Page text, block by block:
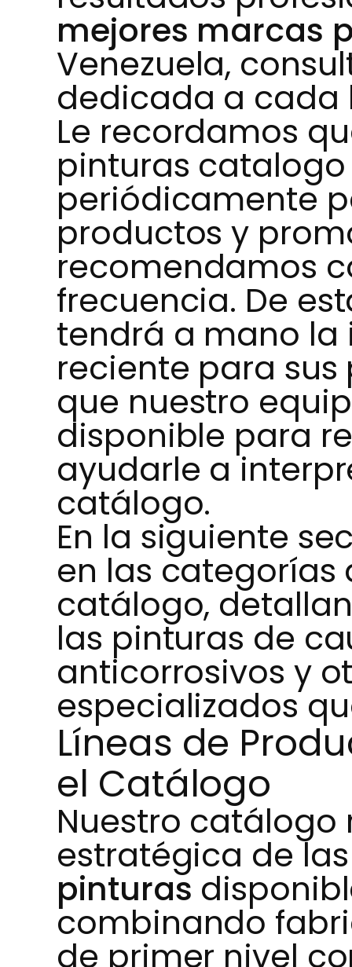
mejores marcas
Venezuela,
dedicada a cada
Le recordamos
pinturas
periódicamente
productos y
recomendamos
frecuencia. De
tendrá a mano
reciente para sus
que nuestro
disponible para
ayudarle a
catálogo.
En la siguiente
en las
catálogo,
las pinturas de
anticorrosivos y
especializados
Líneas de
el Catálogo
Nuestro catálogo
estratégica de
pinturas
combinando
de primer nivel